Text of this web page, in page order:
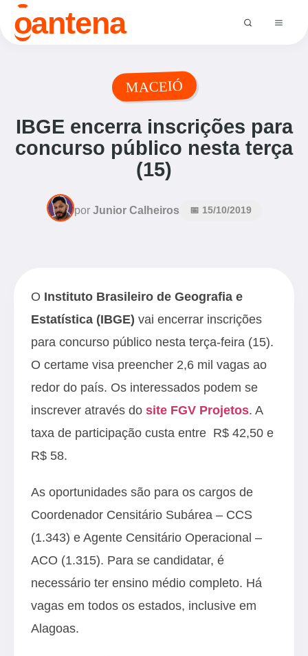
oantena
MACEIÓ
IBGE encerra inscrições para
concurso público nesta terça
(15)
por Junior Calheiros 📅 15/10/2019
O Instituto Brasileiro de Geografia e
Estatística (IBGE) vai encerrar inscrições
para concurso público nesta terça-feira (15).
O certame visa preencher 2,6 mil vagas ao
redor do país. Os interessados podem se
inscrever através do site FGV Projetos. A
taxa de participação custa entre R$ 42,50 e
R$ 58.
As oportunidades são para os cargos de
Coordenador Censitário Subárea – CCS
(1.343) e Agente Censitário Operacional –
ACO (1.315). Para se candidatar, é
necessário ter ensino médio completo. Há
vagas em todos os estados, inclusive em
Alagoas.